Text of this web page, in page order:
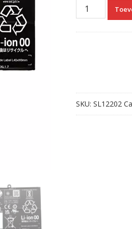
laptop
accu
SKU: SL12202